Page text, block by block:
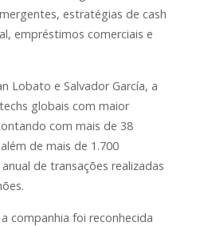
estratégias de cash
empréstimos comerciais e
Lobato e Salvador García, a
globais com maior
com mais de 38
de mais de 1.700
de transações realizadas
companhia foi reconhecida